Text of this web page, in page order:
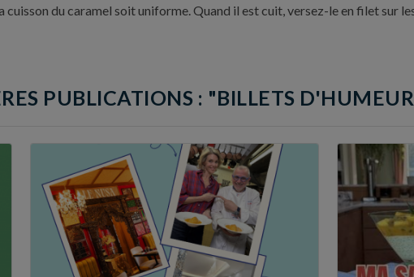
du caramel soit uniforme. Quand il est cuit, versez-le en filet sur
PUBLICATIONS : "BILLETS